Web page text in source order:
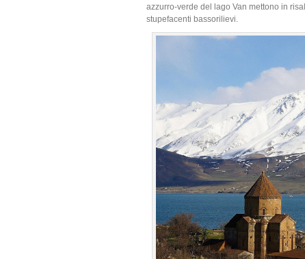
azzurro-verde del lago Van mettono in
stupefacenti bassorilievi.